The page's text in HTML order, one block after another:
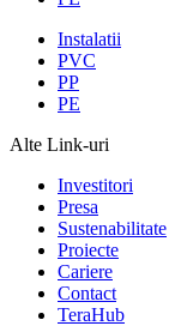
Instalatii
PVC
PP
PE
Alte Link-uri
Investitori
Presa
Sustenabilitate
Proiecte
Cariere
Contact
TeraHub